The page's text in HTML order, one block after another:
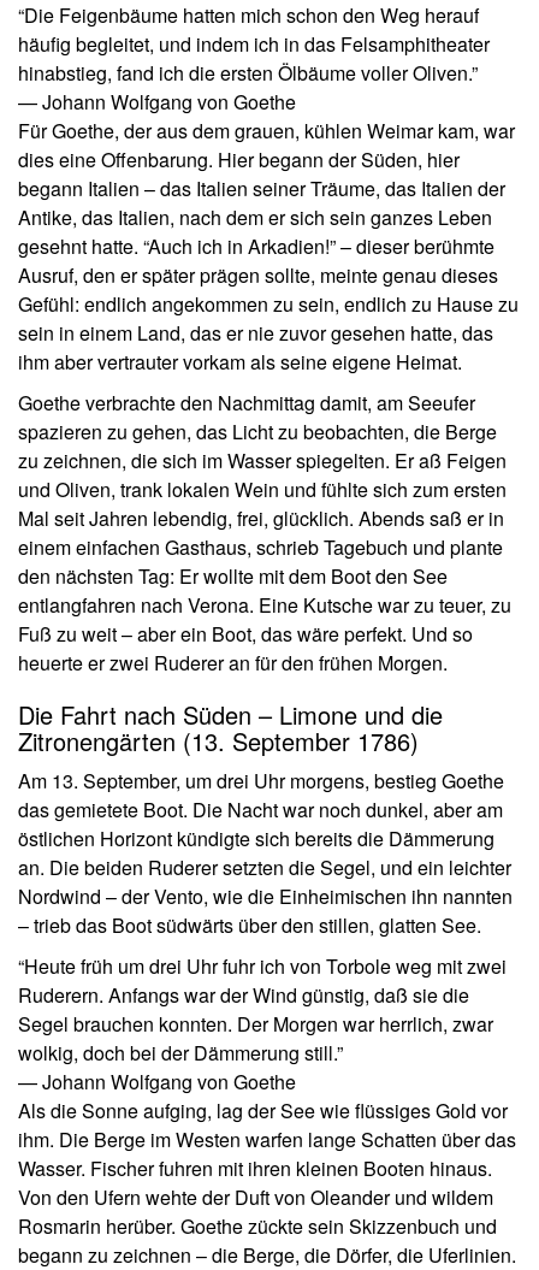
“Die Feigenbäume hatten mich schon den Weg herauf
häufig begleitet, und indem ich in das Felsamphitheater
hinabstieg, fand ich die ersten Ölbäume voller Oliven.”
— Johann Wolfgang von Goethe
Für Goethe, der aus dem grauen, kühlen Weimar kam, war
dies eine Offenbarung. Hier begann der Süden, hier
begann Italien – das Italien seiner Träume, das Italien der
Antike, das Italien, nach dem er sich sein ganzes Leben
gesehnt hatte. “Auch ich in Arkadien!” – dieser berühmte
Ausruf, den er später prägen sollte, meinte genau dieses
Gefühl: endlich angekommen zu sein, endlich zu Hause zu
sein in einem Land, das er nie zuvor gesehen hatte, das
ihm aber vertrauter vorkam als seine eigene Heimat.
Goethe verbrachte den Nachmittag damit, am Seeufer
spazieren zu gehen, das Licht zu beobachten, die Berge
zu zeichnen, die sich im Wasser spiegelten. Er aß Feigen
und Oliven, trank lokalen Wein und fühlte sich zum ersten
Mal seit Jahren lebendig, frei, glücklich. Abends saß er in
einem einfachen Gasthaus, schrieb Tagebuch und plante
den nächsten Tag: Er wollte mit dem Boot den See
entlangfahren nach Verona. Eine Kutsche war zu teuer, zu
Fuß zu weit – aber ein Boot, das wäre perfekt. Und so
heuerte er zwei Ruderer an für den frühen Morgen.
Die Fahrt nach Süden – Limone und die
Zitronengärten (13. September 1786)
Am 13. September, um drei Uhr morgens, bestieg Goethe
das gemietete Boot. Die Nacht war noch dunkel, aber am
östlichen Horizont kündigte sich bereits die Dämmerung
an. Die beiden Ruderer setzten die Segel, und ein leichter
Nordwind – der Vento, wie die Einheimischen ihn nannten
– trieb das Boot südwärts über den stillen, glatten See.
“Heute früh um drei Uhr fuhr ich von Torbole weg mit zwei
Ruderern. Anfangs war der Wind günstig, daß sie die
Segel brauchen konnten. Der Morgen war herrlich, zwar
wolkig, doch bei der Dämmerung still.”
— Johann Wolfgang von Goethe
Als die Sonne aufging, lag der See wie flüssiges Gold vor
ihm. Die Berge im Westen warfen lange Schatten über das
Wasser. Fischer fuhren mit ihren kleinen Booten hinaus.
Von den Ufern wehte der Duft von Oleander und wildem
Rosmarin herüber. Goethe zückte sein Skizzenbuch und
begann zu zeichnen – die Berge, die Dörfer, die Uferlinien.